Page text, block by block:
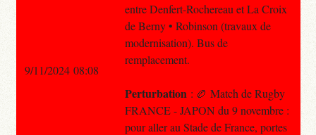
entre Denfert-Rochereau et La Croix
de Berny • Robinson (travaux de
modernisation). Bus de
remplacement.
Perturbation : 🏉 Match de Rugby
FRANCE - JAPON du 9 novembre :
pour aller au Stade de France, portes
9/11/2024 08:08